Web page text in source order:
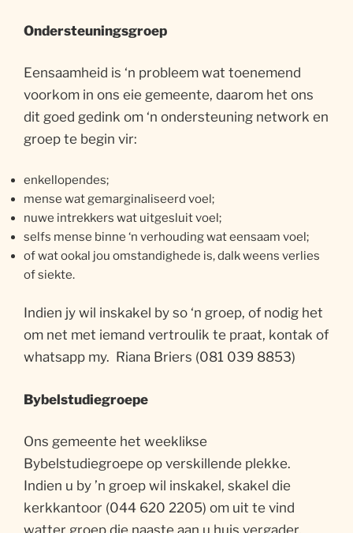
Ondersteuningsgroep
Eensaamheid is ‘n probleem wat toenemend
voorkom in ons eie gemeente, daarom het ons
dit goed gedink om ‘n ondersteuning network en
groep te begin vir:
enkellopendes;
mense wat gemarginaliseerd voel;
nuwe intrekkers wat uitgesluit voel;
selfs mense binne ‘n verhouding wat eensaam voel;
of wat ookal jou omstandighede is, dalk weens verlies
of siekte.
Indien jy wil inskakel by so ‘n groep, of nodig het
om net met iemand vertroulik te praat, kontak of
whatsapp my. Riana Briers (081 039 8853)
Bybelstudiegroepe
Ons gemeente het weeklikse
Bybelstudiegroepe op verskillende plekke.
Indien u by ’n groep wil inskakel, skakel die
kerkkantoor (044 620 2205) om uit te vind